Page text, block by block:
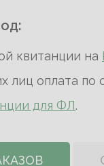
квитанции на
лиц оплата по
для ФЛ.